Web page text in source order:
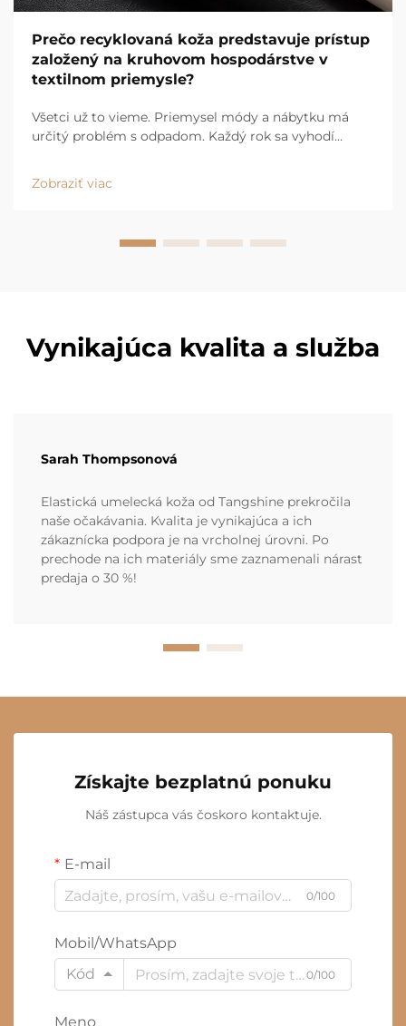
Prečo recyklovaná koža predstavuje prístup
založený na kruhovom hospodárstve v
textilnom priemysle?
Všetci už to vieme. Priemysel módy a nábytku má
určitý problém s odpadom. Každý rok sa vyhodí
zahodiť“ už jednoducho nestačí. Práve tu vzniká
myšlienka...
Zobraziť viac
Vynikajúca kvalita a služba
Sarah Thompsonová
Elastická umelecká koža od Tangshine prekročila
naše očakávania. Kvalita je vynikajúca a ich
zákaznícka podpora je na vrcholnej úrovni. Po
prechode na ich materiály sme zaznamenali nárast
predaja o 30 %!
Získajte bezplatnú ponuku
Náš zástupca vás čoskoro kontaktuje.
E-mail
0/100
Mobil/WhatsApp
Kód
0/100
Meno